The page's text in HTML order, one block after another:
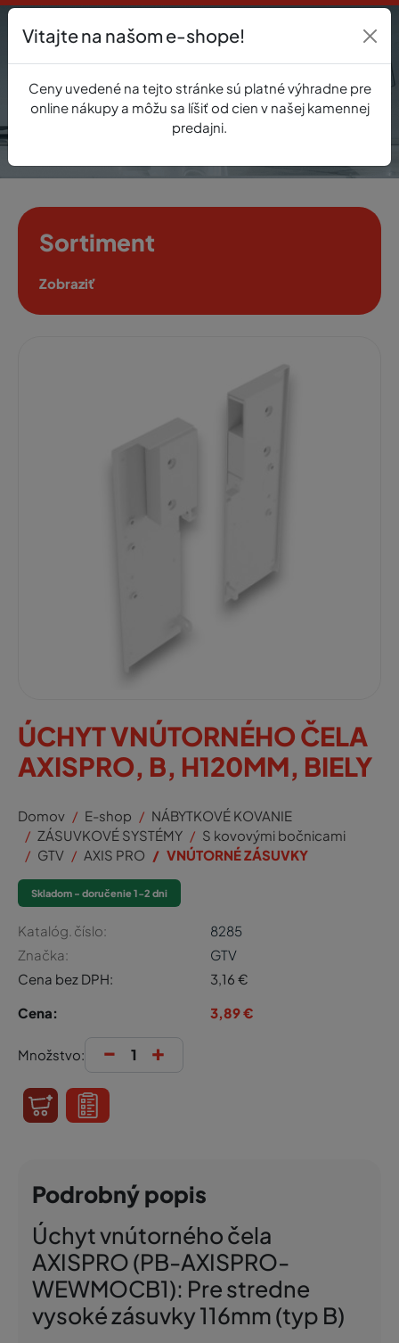
0
Sortiment
Zobraziť
ÚCHYT VNÚTORNÉHO ČELA
AXISPRO, B, H120MM, BIELY
Domov E-shop
NÁBYTKOVÉ KOVANIE
ZÁSUVKOVÉ SYSTÉMY
S kovovými bočnicami
GTV
AXIS PRO VNÚTORNÉ ZÁSUVKY
Skladom - doručenie 1-2 dni
Katalóg. číslo:
8285
Značka:
GTV
Cena bez DPH:
3,16 €
Cena:
3,89€
Množstvo: - +
Podrobný popis
Úchyt vnútorného čela
AXISPRO (PB-AXISPRO-
WEWMOCB1): Pre stredne
vysoké zásuvky 116mm (typ B)
Vitajte na našom e-shope!
Ceny uvedené na tejto stránke sú platné výhradne pre
online nákupy a môžu sa líšiť od cien v našej kamennej
predajni.